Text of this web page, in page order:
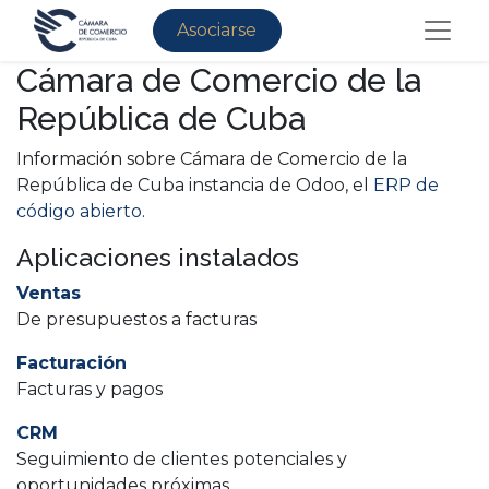
Asociarse
Cámara de Comercio de la
República de Cuba
Información sobre Cámara de Comercio de la
República de Cuba instancia de Odoo, el
ERP de
código abierto.
Aplicaciones instalados
Ventas
De presupuestos a facturas
Facturación
Facturas y pagos
CRM
Seguimiento de clientes potenciales y